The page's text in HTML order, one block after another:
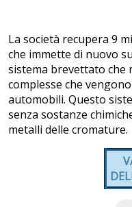
La società recupera 9
che immette di nuovo
sistema brevettato che
complesse che
automobili. Questo
senza sostanze
metalli delle cromature.